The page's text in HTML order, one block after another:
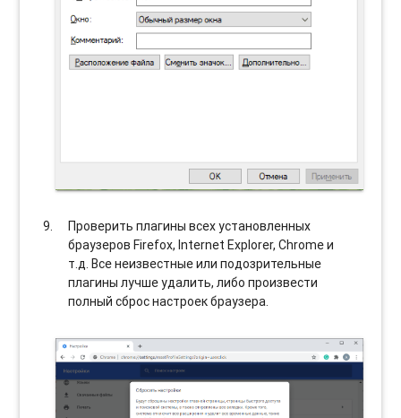
Проверить плагины всех установленных
браузеров Firefox, Internet Explorer, Chrome и
т.д. Все неизвестные или подозрительные
плагины лучше удалить, либо произвести
полный сброс настроек браузера.